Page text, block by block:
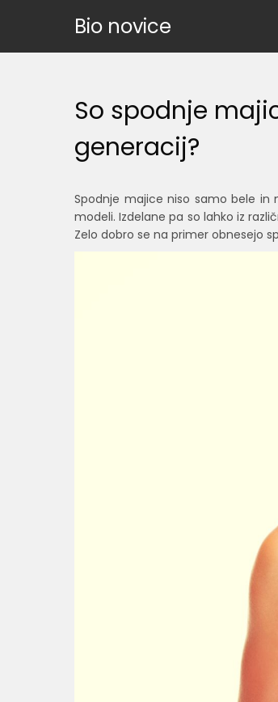
Bio novice
So spodnje
generacij?
Spodnje majice niso samo bele in
modeli. Izdelane pa so lahko iz
Zelo dobro se na primer obnesejo